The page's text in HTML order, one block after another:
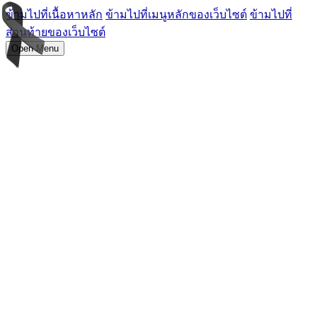
ข้ามไปที่เนื้อหาหลัก ข้ามไปที่เมนูหลักของเว็บไซต์ ข้ามไปที่
ส่วนท้ายของเว็บไซต์
Open Menu